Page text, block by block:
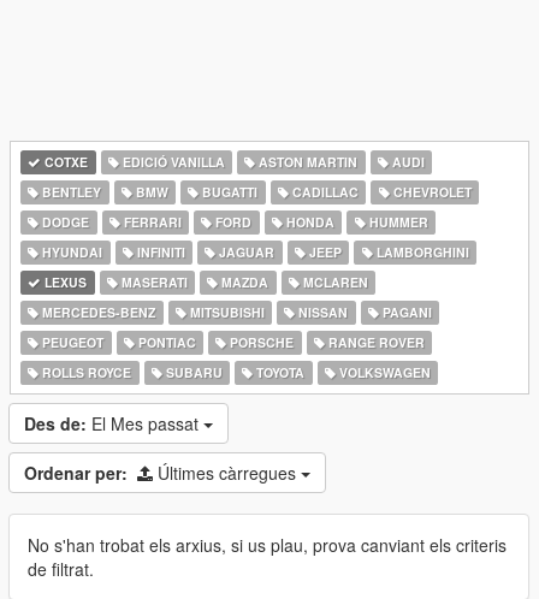
COTXE EDICIÓ VANILLA ASTON MARTIN
AUDI
BENTLEY
BMW BUGATTI CADILLAC
CHEVROLET
DODGE
FERRARI FORD HONDA
HUMMER
HYUNDAI
INFINITI JAGUAR JEEP
LAMBORGHINI
LEXUS
MASERATI MAZDA
MCLAREN
MERCEDES-BENZ
MITSUBISHI NISSAN
PAGANI
PEUGEOT
PONTIAC PORSCHE
RANGE ROVER
ROLLS ROYCE
SUBARU TOYOTA VOLKSWAGEN
Des de: El Mes passat
Ordenar per: Últimes càrregues
No s'han trobat els arxius, si us plau, prova canviant els criteris
de filtrat.